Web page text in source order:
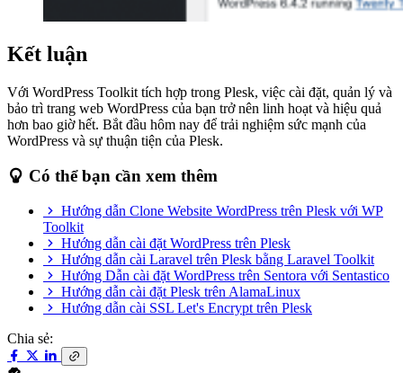
Kết luận
Với WordPress Toolkit tích hợp trong Plesk, việc cài đặt, quản lý và
bảo trì trang web WordPress của bạn trở nên linh hoạt và hiệu quả
hơn bao giờ hết. Bắt đầu hôm nay để trải nghiệm sức mạnh của
WordPress và sự thuận tiện của Plesk.
Có thể bạn cần xem thêm
Hướng dẫn Clone Website WordPress trên Plesk với WP
Toolkit
Hướng dẫn cài đặt WordPress trên Plesk
Hướng dẫn cài Laravel trên Plesk bằng Laravel Toolkit
Hướng Dẫn cài đặt WordPress trên Sentora với Sentastico
Hướng dẫn cài đặt Plesk trên AlamaLinux
Hướng dẫn cài SSL Let's Encrypt trên Plesk
Chia sẻ: